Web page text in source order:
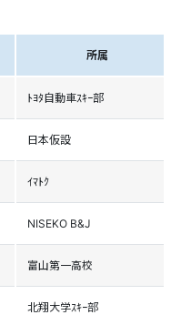
所属
ﾄﾖﾀ自動車ｽｷｰ部
日本仮設
ｲﾏﾄｸ
NISEKO B&J
富山第一高校
北翔大学ｽｷｰ部